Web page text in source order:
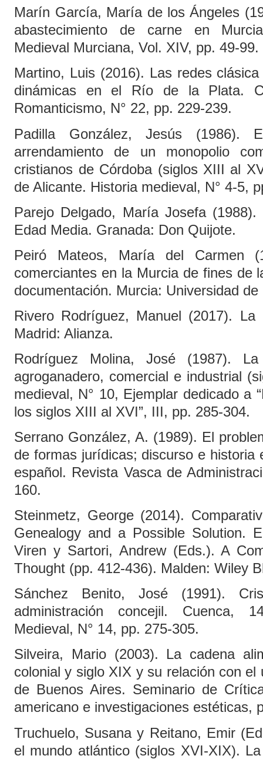
Marín García, María de los Ángeles
abastecimiento de carne en
Medieval Murciana, Vol. XIV, pp. 49-99.
Martino, Luis (2016). Las redes
dinámicas en el Río de la Plata.
Romanticismo, N° 22, pp. 229-239.
Padilla González, Jesús (1986).
arrendamiento de un monopolio
cristianos de Córdoba (siglos XIII al
de Alicante. Historia medieval, N° 4-5,
Parejo Delgado, María Josefa
Edad Media. Granada: Don Quijote.
Peiró Mateos, María del Carmen
comerciantes en la Murcia de fines de
documentación. Murcia: Universidad de
Rivero Rodríguez, Manuel (2017).
Madrid: Alianza.
Rodríguez Molina, José (1987).
agroganadero, comercial e industrial
medieval, N° 10, Ejemplar dedicado a
los siglos XIII al XVI”, III, pp. 285-304.
Serrano González, A. (1989). El
de formas jurídicas; discurso e historia
español. Revista Vasca de
160.
Steinmetz, George (2014).
Genealogy and a Possible Solution.
Viren y Sartori, Andrew (Eds.). A
Thought (pp. 412-436). Malden: Wiley
Sánchez Benito, José (1991).
administración concejil. Cuenca,
Medieval, N° 14, pp. 275-305.
Silveira, Mario (2003). La cadena
colonial y siglo XIX y su relación con
de Buenos Aires. Seminario de
americano e investigaciones estéticas,
Truchuelo, Susana y Reitano, Emir
el mundo atlántico (siglos XVI-XIX).